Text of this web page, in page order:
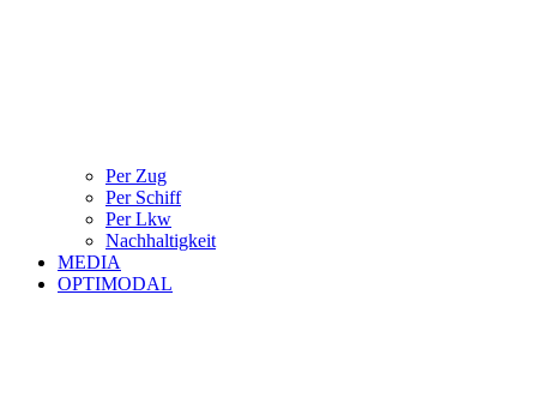
Per Zug
Per Schiff
Per Lkw
Nachhaltigkeit
MEDIA
OPTIMODAL